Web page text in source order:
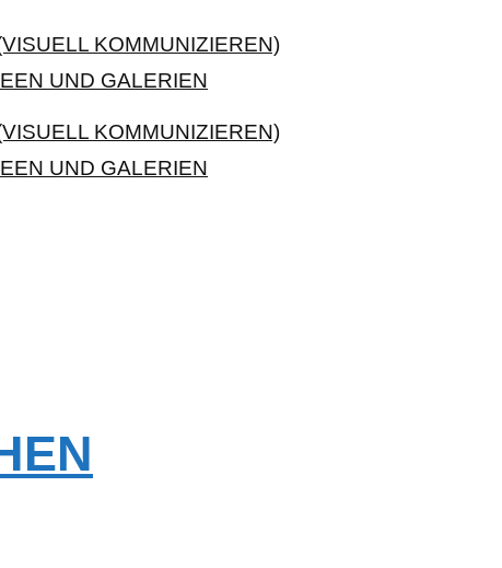
KOMMUNIZIEREN)
UND GALERIEN
KOMMUNIZIEREN)
UND GALERIEN